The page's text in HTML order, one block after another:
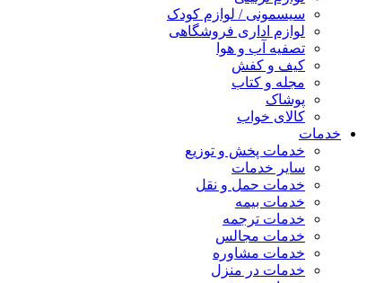
سیسمونی / لوازم کودک
لوازم اداری فروشگاهی
تصفیه آب و هوا
کیف و کفش
مجله و کتاب
پوشاک
کالای خواب
خدمات
خدمات پخش و توزیع
سایر خدمات
خدمات حمل و نقل
خدمات بیمه
خدمات ترجمه
خدمات مجالس
خدمات مشاوره
خدمات در منزل